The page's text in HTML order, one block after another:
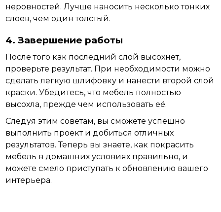
неровностей. Лучше наносить несколько тонких
слоев, чем один толстый.
4. Завершение работы
После того как последний слой высохнет,
проверьте результат. При необходимости можно
сделать легкую шлифовку и нанести второй слой
краски. Убедитесь, что мебель полностью
высохла, прежде чем использовать её.
Следуя этим советам, вы сможете успешно
выполнить проект и добиться отличных
результатов. Теперь вы знаете, как покрасить
мебель в домашних условиях правильно, и
можете смело приступать к обновлению вашего
интерьера.